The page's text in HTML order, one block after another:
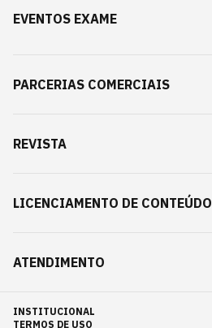
EVENTOS EXAME
PARCERIAS COMERCIAIS
REVISTA
LICENCIAMENTO DE CONTEÚDO
ATENDIMENTO
INSTITUCIONAL
TERMOS DE USO